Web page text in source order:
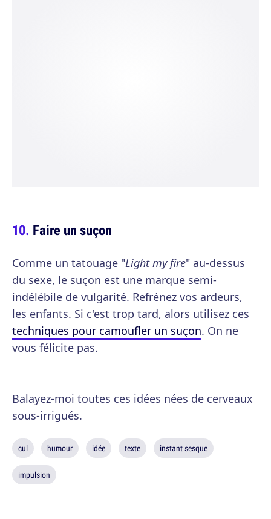
Faire un suçon
Comme un tatouage "Light my fire" au-dessus
du sexe, le suçon est une marque semi-
indélébile de vulgarité. Refrénez vos ardeurs,
les enfants. Si c'est trop tard, alors utilisez ces
techniques pour camoufler un suçon. On ne
vous félicite pas.
Balayez-moi toutes ces idées nées de cerveaux
sous-irrigués.
cul humour idée texte instant sesque
impulsion